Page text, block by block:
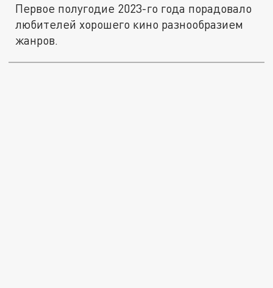
Первое полугодие 2023-го года порадовало
любителей хорошего кино разнообразием
жанров.